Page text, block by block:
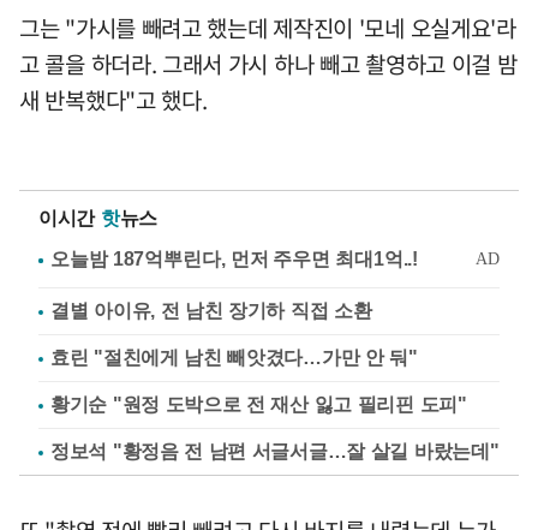
그는 "가시를 빼려고 했는데 제작진이 '모네 오실게요'라
고 콜을 하더라. 그래서 가시 하나 빼고 촬영하고 이걸 밤
새 반복했다"고 했다.
이시간 핫뉴스
결별 아이유, 전 남친 장기하 직접 소환
효린 "절친에게 남친 빼앗겼다…가만 안 둬"
황기순 "원정 도박으로 전 재산 잃고 필리핀 도피"
정보석 "황정음 전 남편 서글서글…잘 살길 바랐는데"